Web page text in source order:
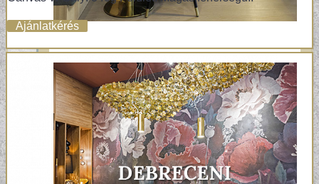
Ajánlatkérés